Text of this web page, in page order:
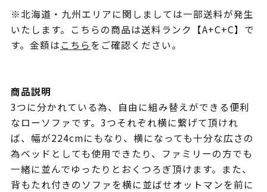
※北海道・九州エリアに関しましては一部送料が発生
いたします。こちらの商品は送料ランク【A+C+C】で
す。金額はこちらをご確認ください。
商品説明
3つに分かれている為、自由に組み替えができる便利
なローソファです。3つそれぞれ横に繋げて頂けれ
ば、幅が224cmにもなり、横になっても十分な広さの
為ベッドとしても使用できたり、ファミリーの方でも
一緒に並んでゆったりとおくつろぎ頂けます。また、
背もたれ付きのソファを横に並ばせオットマンを前に